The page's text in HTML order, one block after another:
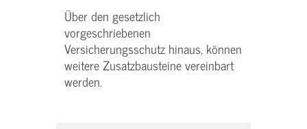
Über den gesetzlich
vorgeschriebenen
Versicherungsschutz hinaus, können
weitere Zusatzbausteine vereinbart
werden.